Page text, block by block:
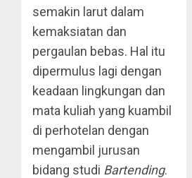
semakin larut dalam
kemaksiatan dan
pergaulan bebas. Hal itu
dipermulus lagi dengan
keadaan lingkungan dan
mata kuliah yang kuambil
di perhotelan dengan
mengambil jurusan
bidang studi Bartending.